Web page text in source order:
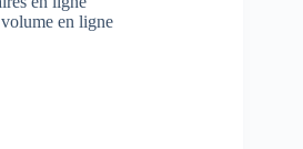
en ligne